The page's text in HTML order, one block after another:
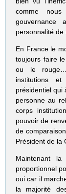
comme
gouvernance
personnalité de
En France le
toujours faire
ou le
institutions
présidentiel qui
personne au
corps
pouvoir de
de
Président de la
Maintenant
proportionnel
oui car il
la majorité